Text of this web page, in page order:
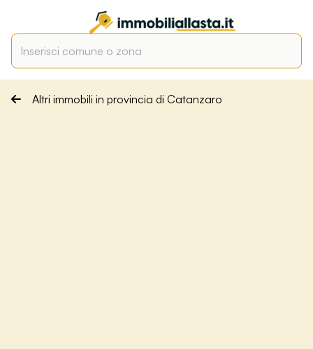
Altri immobili in provincia di Catanzaro